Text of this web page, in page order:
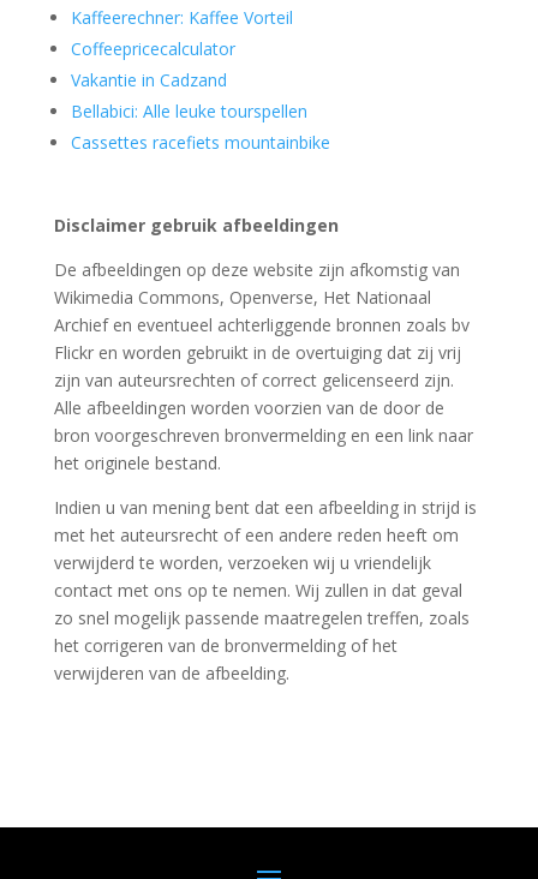
Kaffeerechner: Kaffee Vorteil
Coffeepricecalculator
Vakantie in Cadzand
Bellabici: Alle leuke tourspellen
Cassettes racefiets mountainbike
Disclaimer gebruik afbeeldingen
De afbeeldingen op deze website zijn afkomstig van
Wikimedia Commons, Openverse, Het Nationaal
Archief en eventueel achterliggende bronnen zoals bv
Flickr en worden gebruikt in de overtuiging dat zij vrij
zijn van auteursrechten of correct gelicenseerd zijn.
Alle afbeeldingen worden voorzien van de door de
bron voorgeschreven bronvermelding en een link naar
het originele bestand.
Indien u van mening bent dat een afbeelding in strijd is
met het auteursrecht of een andere reden heeft om
verwijderd te worden, verzoeken wij u vriendelijk
contact met ons op te nemen. Wij zullen in dat geval
zo snel mogelijk passende maatregelen treffen, zoals
het corrigeren van de bronvermelding of het
verwijderen van de afbeelding.